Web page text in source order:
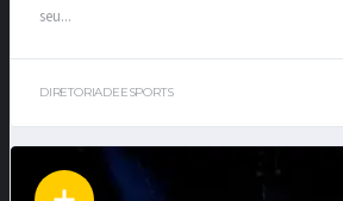
seu...
DIRETORIADEESPORTS